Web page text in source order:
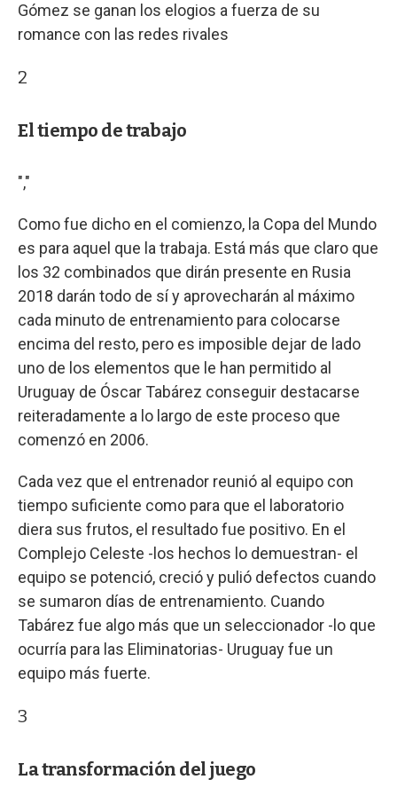
Gómez se ganan los elogios a fuerza de su
romance con las redes rivales
2
El tiempo de trabajo
","
Como fue dicho en el comienzo, la Copa del Mundo
es para aquel que la trabaja. Está más que claro que
los 32 combinados que dirán presente en Rusia
2018 darán todo de sí y aprovecharán al máximo
cada minuto de entrenamiento para colocarse
encima del resto, pero es imposible dejar de lado
uno de los elementos que le han permitido al
Uruguay de Óscar Tabárez conseguir destacarse
reiteradamente a lo largo de este proceso que
comenzó en 2006.
Cada vez que el entrenador reunió al equipo con
tiempo suficiente como para que el laboratorio
diera sus frutos, el resultado fue positivo. En el
Complejo Celeste -los hechos lo demuestran- el
equipo se potenció, creció y pulió defectos cuando
se sumaron días de entrenamiento. Cuando
Tabárez fue algo más que un seleccionador -lo que
ocurría para las Eliminatorias- Uruguay fue un
equipo más fuerte.
3
La transformación del juego